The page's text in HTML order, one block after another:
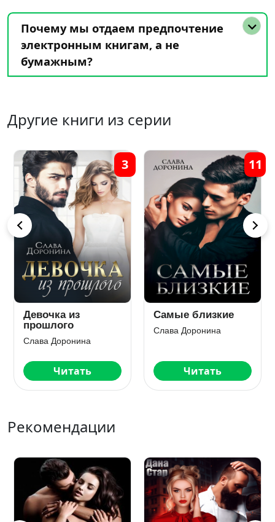
Почему мы отдаем предпочтение
электронным книгам, а не
бумажным?
Другие книги из серии
Самые близкие
Слава Доронина
Читать
11
Её тайна
Слава Доронина
Читать
2
Рекомендации